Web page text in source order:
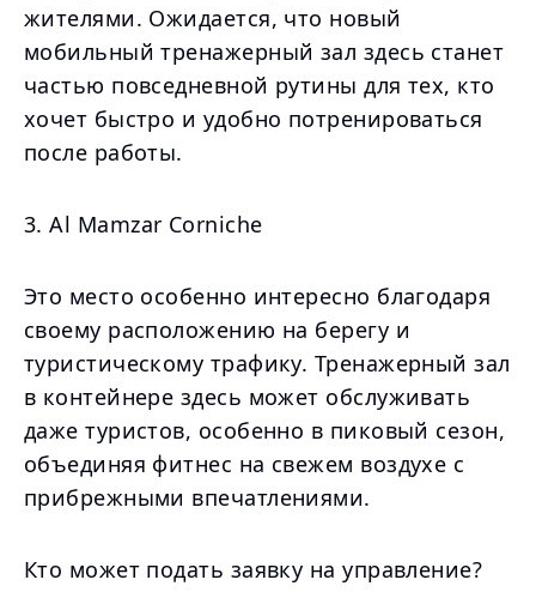
жителями. Ожидается, что новый
мобильный тренажерный зал здесь станет
частью повседневной рутины для тех, кто
хочет быстро и удобно потренироваться
после работы.
3. Al Mamzar Corniche
Это место особенно интересно благодаря
своему расположению на берегу и
туристическому трафику. Тренажерный зал
в контейнере здесь может обслуживать
даже туристов, особенно в пиковый сезон,
объединяя фитнес на свежем воздухе с
прибрежными впечатлениями.
Кто может подать заявку на управление?